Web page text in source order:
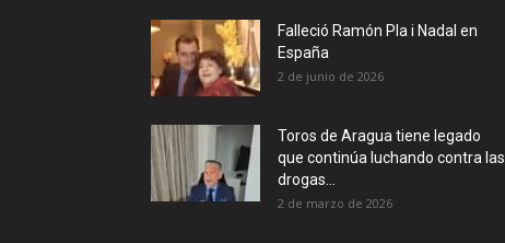
Falleció Ramón Pla i Nadal en
España
2 de junio de 2026
Toros de Aragua tiene legado
que continúa luchando contra las
drogas...
2 de marzo de 2026